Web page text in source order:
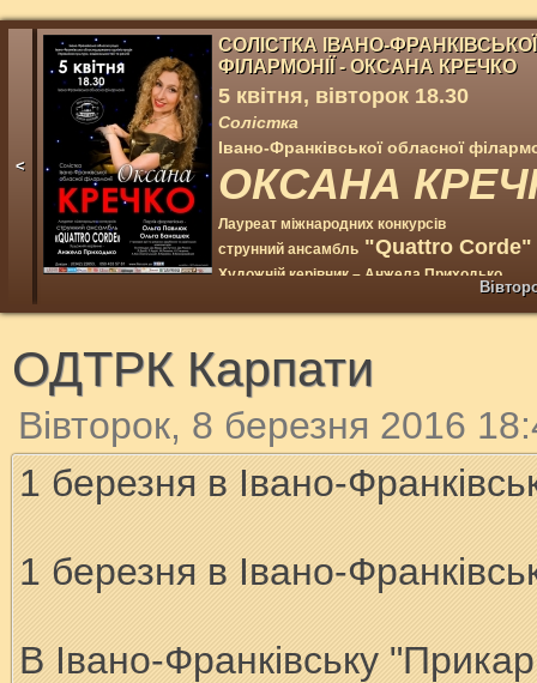
<
СОЛІСТКА ІВАНО-
ФІЛАРМОНІЇ - ОКСАНА КРЕЧКО
5 квітня, вівторок 18.30
Солістка
Івано-Франківської обласної
ОКСАНА
Лауреат міжнародних конкурсів
струнний ансамбль "Quattro Corde"
Художній керівник – Анжела Приходько
Ольга
ОДТРК Карпати
Вівторок, 8 березня 2016
1 березня в Івано-
1 березня в Івано-
В Івано-Франківську